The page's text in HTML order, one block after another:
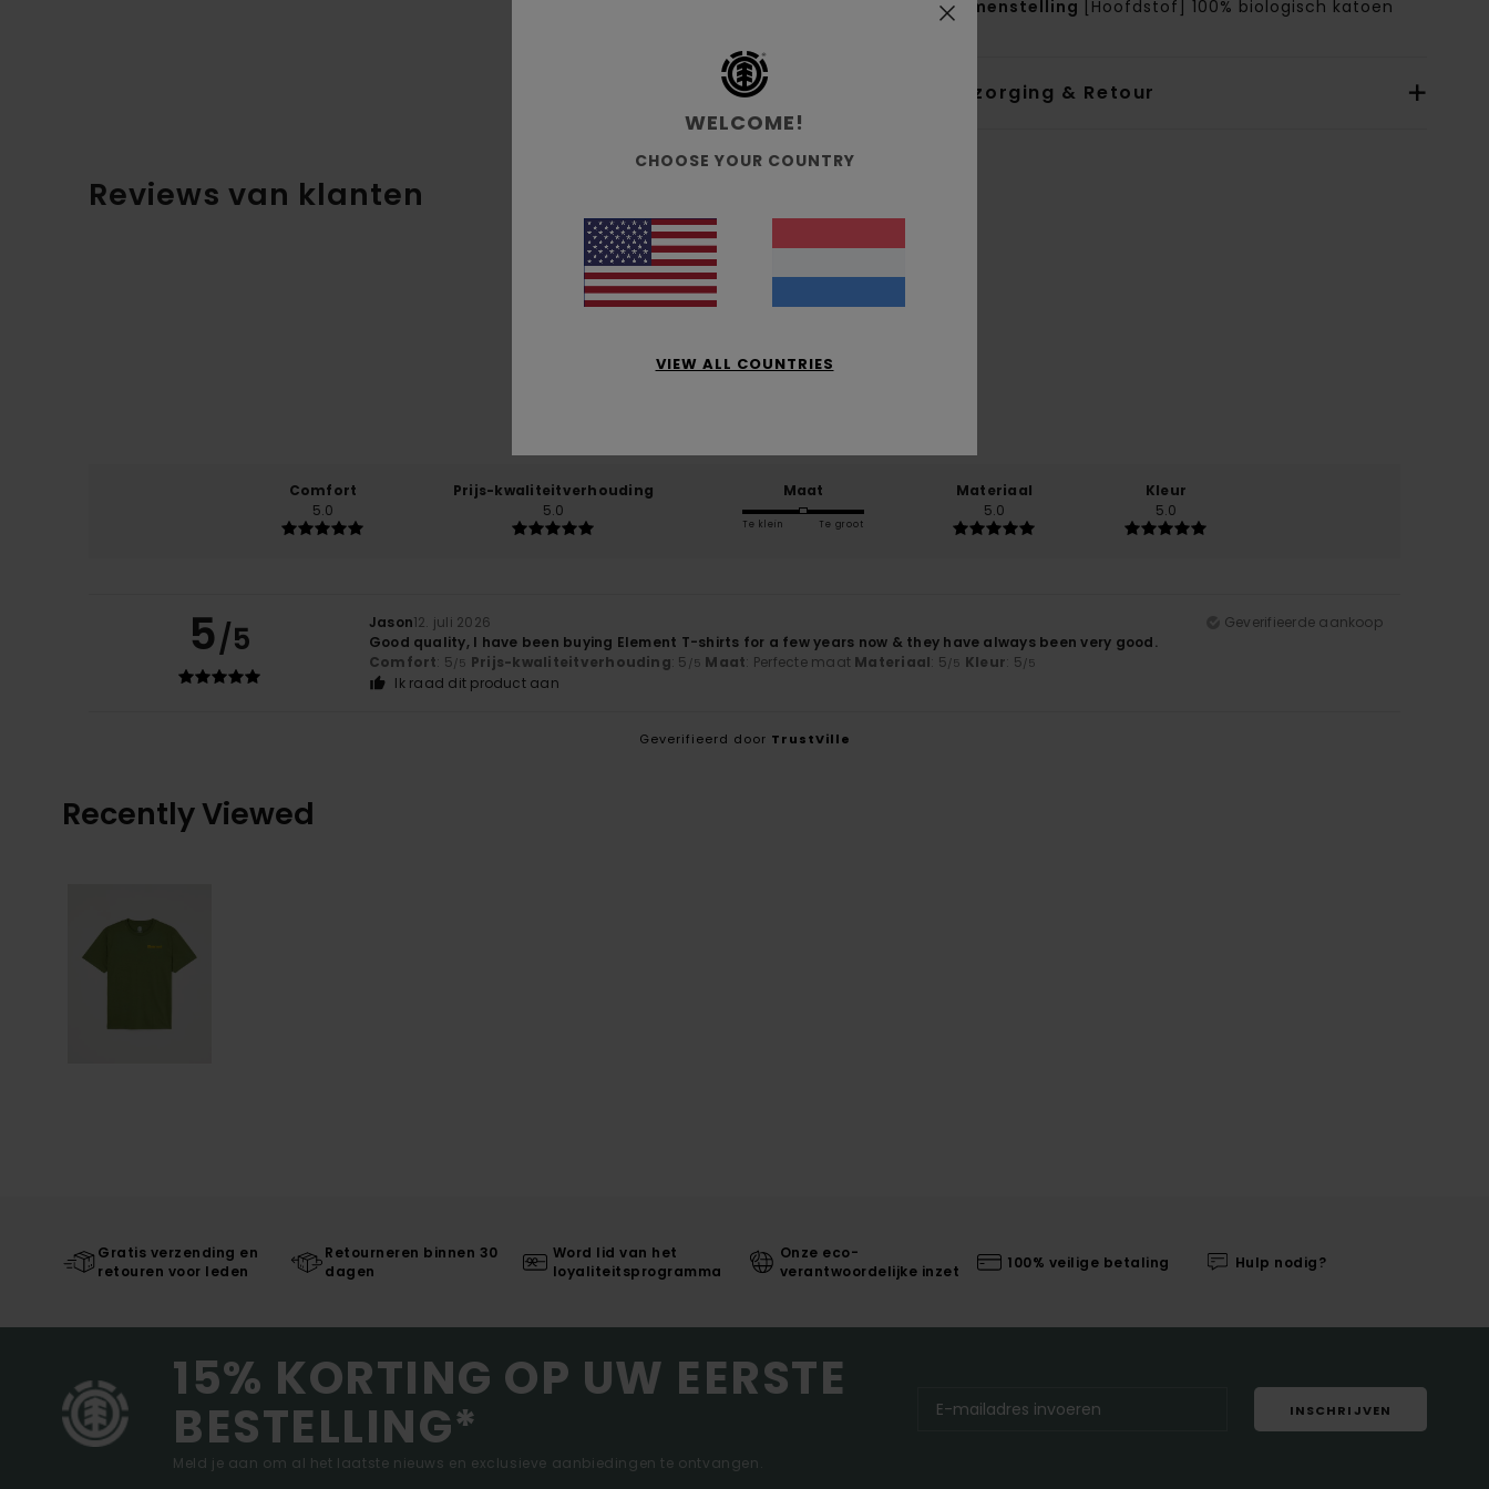
Samenstelling [Hoofdstof] 100% biologisch katoen
Bezorging & Retour
Reviews van klanten
Gemiddelde score
5.0
Comfort
5.0
Prijs-kwaliteitverhouding
5.0
Maat
Te klein Te groot
Materiaal
5.0
Kleur
5.0
5/5 Jason12. juli 2026
Geverifieerde aankoop
Good quality, I have been buying Element T-shirts for a few years now & they have always been very good.
Comfort: 5/5 Prijs-kwaliteitverhouding: 5 /5 Maat: Perfecte maat Materiaal: 5/5 Kleur: 5/5
Ik raad dit product aan
Geverifieerd door TrustVille
Recently Viewed
Gratis verzending en
retouren voor leden
Retourneren binnen 30
dagen
Word lid van het
loyaliteitsprogramma
Onze eco-
verantwoordelijke inzet
100% veilige betaling Hulp nodig?
15% KORTING OP UW EERSTE
BESTELLING*
Meld je aan om al het laatste nieuws en exclusieve aanbiedingen te ontvangen.
INSCHRIJVEN
WELCOME!
CHOOSE YOUR COUNTRY
VIEW ALL COUNTRIES